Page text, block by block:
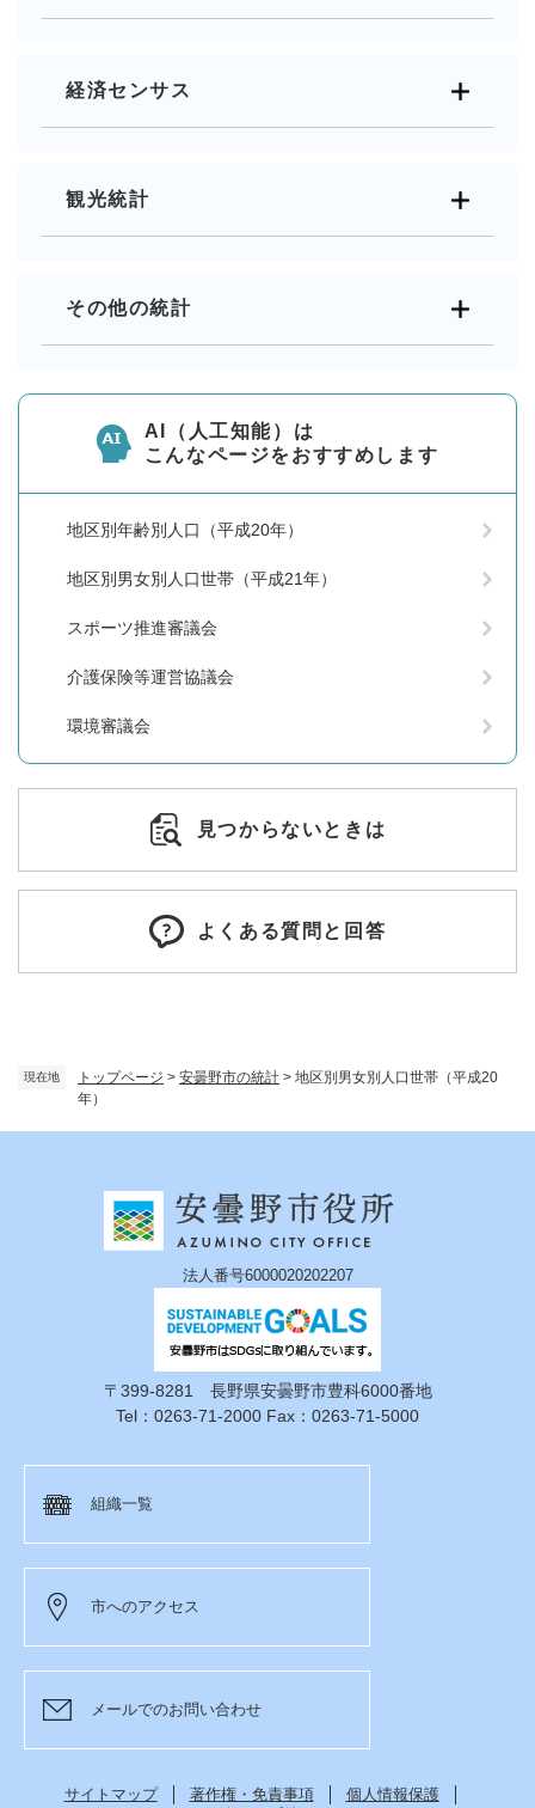
現在地 トップページ > 安曇野市の統計 > 地区別男女別人口世帯（平成20
年）
経済センサス
観光統計
その他の統計
AI（人工知能）は
こんなページをおすすめします
地区別年齢別人口（平成20年）
地区別男女別人口世帯（平成21年）
スポーツ推進審議会
介護保険等運営協議会
環境審議会
見つからないときは
よくある質問と回答
法人番号6000020202207
〒399-8281 長野県安曇野市豊科6000番地
Tel：0263-71-2000 Fax：0263-71-5000
組織一覧
市へのアクセス
メールでのお問い合わせ
サイトマップ 著作権・免責事項
個人情報保護